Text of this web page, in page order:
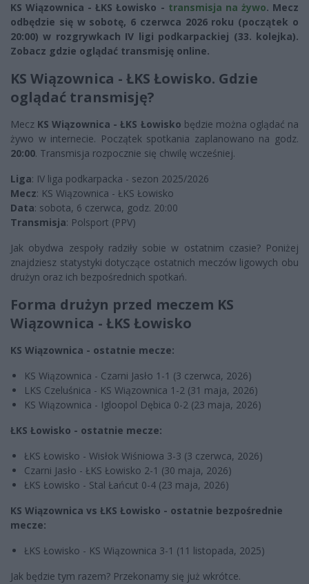
KS Wiązownica - ŁKS Łowisko - transmisja na żywo. Mecz
odbędzie się w sobotę, 6 czerwca 2026 roku (początek o
20:00) w rozgrywkach IV ligi podkarpackiej (33. kolejka).
Zobacz gdzie oglądać transmisję online.
KS Wiązownica - ŁKS Łowisko. Gdzie
oglądać transmisję?
Mecz KS Wiązownica - ŁKS Łowisko będzie można oglądać na
żywo w internecie. Początek spotkania zaplanowano na godz.
20:00. Transmisja rozpocznie się chwilę wcześniej.
Liga: IV liga podkarpacka - sezon 2025/2026
Mecz: KS Wiązownica - ŁKS Łowisko
Data: sobota, 6 czerwca, godz. 20:00
Transmisja: Polsport (PPV)
Jak obydwa zespoły radziły sobie w ostatnim czasie? Poniżej
znajdziesz statystyki dotyczące ostatnich meczów ligowych obu
drużyn oraz ich bezpośrednich spotkań.
Forma drużyn przed meczem KS
Wiązownica - ŁKS Łowisko
KS Wiązownica - ostatnie mecze:
KS Wiązownica - Czarni Jasło 1-1 (3 czerwca, 2026)
LKS Czeluśnica - KS Wiązownica 1-2 (31 maja, 2026)
KS Wiązownica - Igloopol Dębica 0-2 (23 maja, 2026)
ŁKS Łowisko - ostatnie mecze:
ŁKS Łowisko - Wisłok Wiśniowa 3-3 (3 czerwca, 2026)
Czarni Jasło - ŁKS Łowisko 2-1 (30 maja, 2026)
ŁKS Łowisko - Stal Łańcut 0-4 (23 maja, 2026)
KS Wiązownica vs ŁKS Łowisko - ostatnie bezpośrednie
mecze:
ŁKS Łowisko - KS Wiązownica 3-1 (11 listopada, 2025)
Jak będzie tym razem? Przekonamy się już wkrótce.